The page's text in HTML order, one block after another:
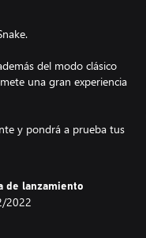
del modo clásico
una gran experiencia
y pondrá a prueba tus
de lanzamiento
2022